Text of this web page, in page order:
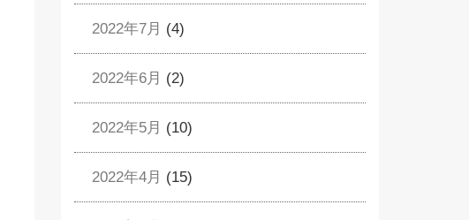
2022年7月 (4)
2022年6月 (2)
2022年5月 (10)
2022年4月 (15)